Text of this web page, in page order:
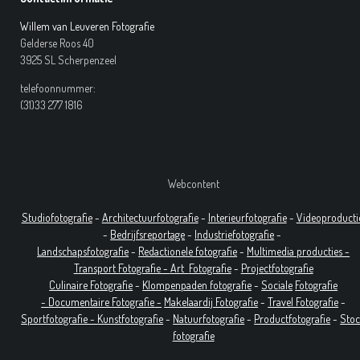
Willem van Leuveren Fotografie
Gelderse Roos 40
3925 SL Scherpenzeel
telefoonnummer:
(31)33 277 1816
Webcontent
Studiofotografie- Architectuurfotografie- Interieurfotografie-
- Bedrijfsreportage- Industriefotografie-
Landschapsfotografie- Redactionele fotografie- Multimedia producties -
Transport Fotografie - Art Fotografie- Projectfotografie
Culinaire Fotografie- Klompenpaden fotografie-Sociale Fotografie
- Documentaire Fotografie- Makelaardij Fotografie-Travel Fotografie-
Sportfotografie - Kunstfotografie- Natuurfotografie- Productfotografie-
fotografie